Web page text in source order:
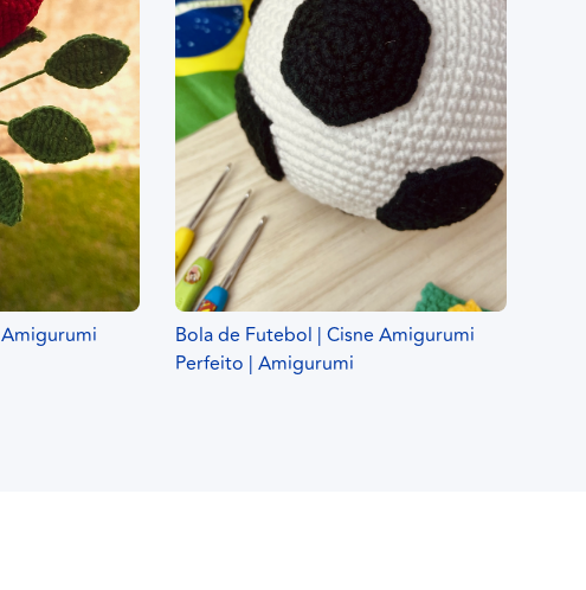
Bola de Futebol | Cisne Amigurumi
Perfeito | Amigurumi